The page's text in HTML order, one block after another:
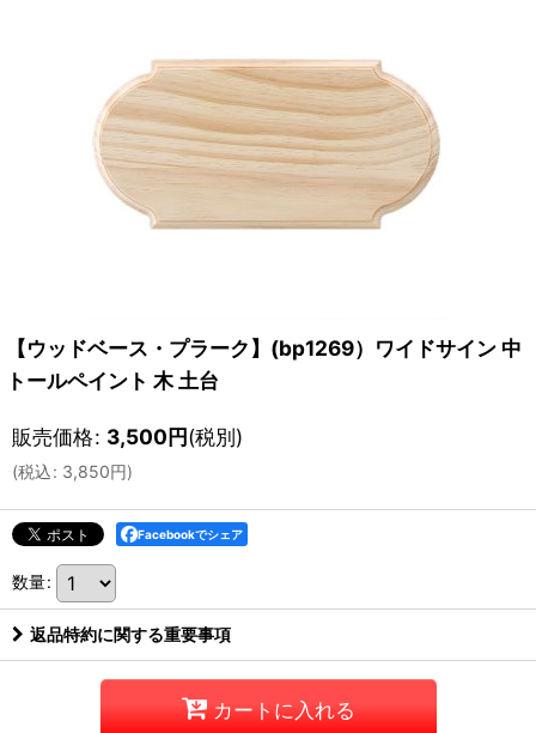
【ウッドベース・プラーク】(bp1269）ワイドサイン 中
トールペイント 木 土台
販売価格: 3,500円(税別)
(税込: 3,850円)
Facebookでシェア
数量:
返品特約に関する重要事項
カートに入れる